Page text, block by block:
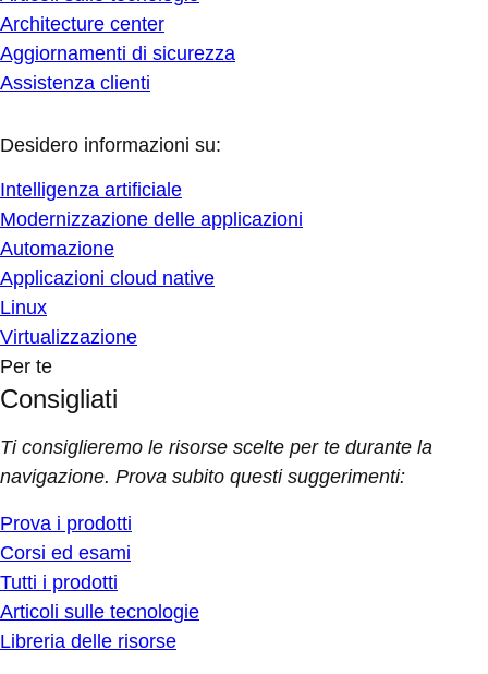
Architecture center
Aggiornamenti di sicurezza
Assistenza clienti
Desidero informazioni su:
Intelligenza artificiale
Modernizzazione delle applicazioni
Automazione
Applicazioni cloud native
Linux
Virtualizzazione
Per te
Consigliati
Ti consiglieremo le risorse scelte per te durante la
navigazione. Prova subito questi suggerimenti:
Prova i prodotti
Corsi ed esami
Tutti i prodotti
Articoli sulle tecnologie
Libreria delle risorse